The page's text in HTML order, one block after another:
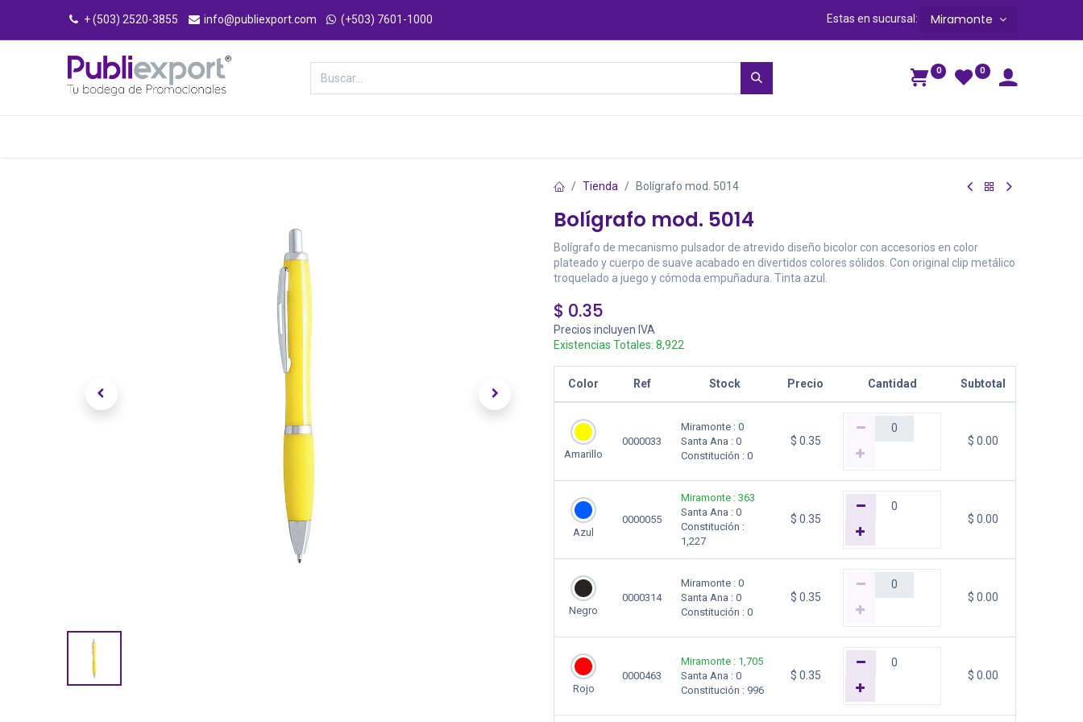
+ (503) 2520-3855 info@publiexport.com (+503) 7601-1000 Estas en sucursal: Miramonte
0 0
Tienda Bolígrafo mod. 5014
Bolígrafo mod. 5014
Bolígrafo de mecanismo pulsador de atrevido diseño bicolor con accesorios en color
plateado y cuerpo de suave acabado en divertidos colores sólidos. Con original clip metálico
troquelado a juego y cómoda empuñadura. Tinta azul.
$ 0.35
Precios incluyen IVA
Existencias Totales: 8,922
Color Ref Stock Precio Cantidad Subtotal
Amarillo
0000033
Miramonte : 0
Santa Ana : 0
Constitución : 0
$ 0.35 $ 0.00
Azul
0000055
Miramonte : 363
Santa Ana : 0
Constitución :
1,227
$ 0.35 $ 0.00
Negro
0000314
Miramonte : 0
Santa Ana : 0
Constitución : 0
$ 0.35 $ 0.00
Rojo
0000463
Miramonte : 1,705
Santa Ana : 0
Constitución : 996
$ 0.35 $ 0.00